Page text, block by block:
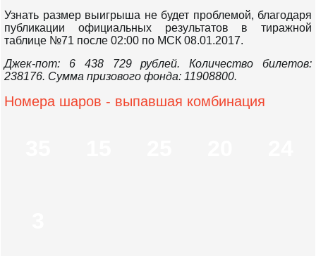
Узнать размер выигрыша не будет проблемой, благодаря
публикации официальных результатов в тиражной
таблице №71 после 02:00 по МСК 08.01.2017.
Джек-пот: 6 438 729 рублей. Количество билетов:
238176. Сумма призового фонда: 11908800.
Номера шаров - выпавшая комбинация